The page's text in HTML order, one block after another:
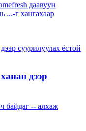
даавуун
...-г хангахаар
дээр
байдаг -- алхаж